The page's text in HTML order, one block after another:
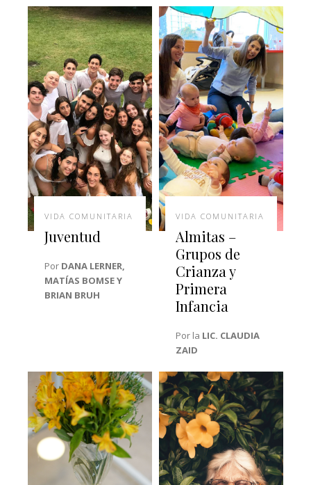
VIDA COMUNITARIA
Juventud
Por DANA LERNER,
MATÍAS BOMSE Y
BRIAN BRUH
VIDA COMUNITARIA
Almitas –
Grupos de
Crianza y
Primera
Infancia
Por la LIC. CLAUDIA
ZAID